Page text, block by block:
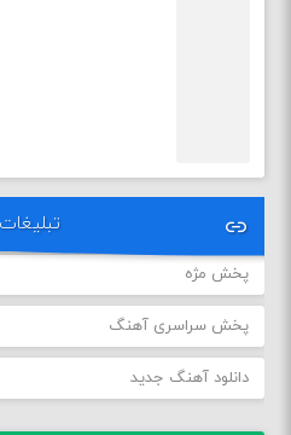
پخش مژه
پخش سراسری آهنگ
دانلود آهنگ جدید